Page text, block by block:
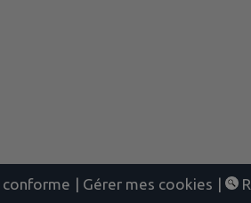
Gérer mes cookies